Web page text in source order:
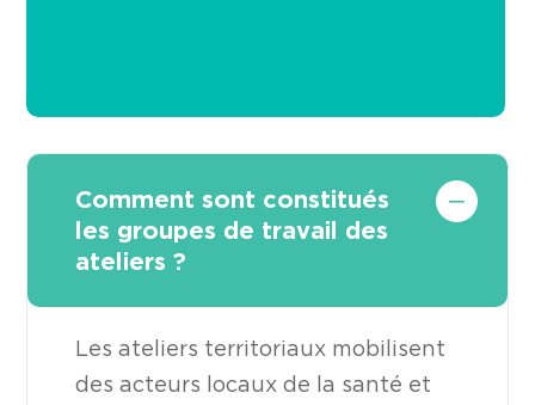
Comment sont constitués
les groupes de travail des
ateliers ?
Les ateliers territoriaux mobilisent
des acteurs locaux de la santé et